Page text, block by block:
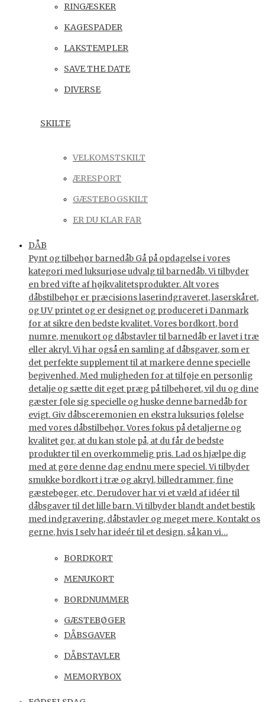
RINGÆSKER
KAGESPADER
LAKSTEMPLER
SAVE THE DATE
DIVERSE
SKILTE
VELKOMSTSKILT
ÆRESPORT
GÆSTEBOGSKILT
ER DU KLAR FAR
DÅB
Pynt og tilbehør barnedåb Gå på opdagelse i vores
kategori med luksuriøse udvalg til barnedåb. Vi tilbyder
en bred vifte af højkvalitetsprodukter. Alt vores
dåbstilbehør er præcisions laserindgraveret, laserskåret,
og UV printet og er designet og produceret i Danmark
for at sikre den bedste kvalitet. Vores bordkort, bord
numre, menukort og dåbstavler til barnedåb er lavet i træ
eller akryl. Vi har også en samling af dåbsgaver, som er
det perfekte supplement til at markere denne specielle
begivenhed. Med muligheden for at tilføje en personlig
detalje og sætte dit eget præg på tilbehøret, vil du og dine
gæster føle sig specielle og huske denne barnedåb for
evigt. Giv dåbsceremonien en ekstra luksuriøs følelse
med vores dåbstilbehør. Vores fokus på detaljerne og
kvalitet gør, at du kan stole på, at du får de bedste
produkter til en overkommelig pris. Lad os hjælpe dig
med at gøre denne dag endnu mere speciel. Vi tilbyder
smukke bordkort i træ og akryl, billedrammer, fine
gæstebøger, etc. Derudover har vi et væld af idéer til
dåbsgaver til det lille barn. Vi tilbyder blandt andet bestik
med indgravering, dåbstavler og meget mere. Kontakt os
gerne, hvis I selv har ideér til et design, så kan vi…
BORDKORT
MENUKORT
BORDNUMMER
GÆSTEBØGER
DÅBSGAVER
DÅBSTAVLER
MEMORYBOX